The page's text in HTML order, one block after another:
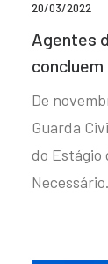
20/03/2022
Agentes
De
Guarda
do Estágio